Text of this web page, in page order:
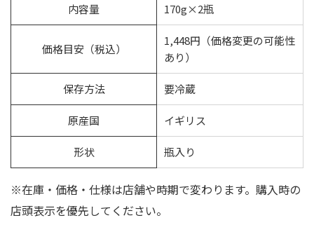
内容量 170g×2瓶
価格目安（税込）
1,448円（価格変更の可能性
あり）
保存方法 要冷蔵
原産国 イギリス
形状 瓶入り
※在庫・価格・仕様は店舗や時期で変わります。購入時の
店頭表示を優先してください。